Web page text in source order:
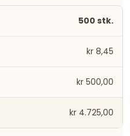
500 stk.
kr 8,45
kr 500,00
kr 4.725,00